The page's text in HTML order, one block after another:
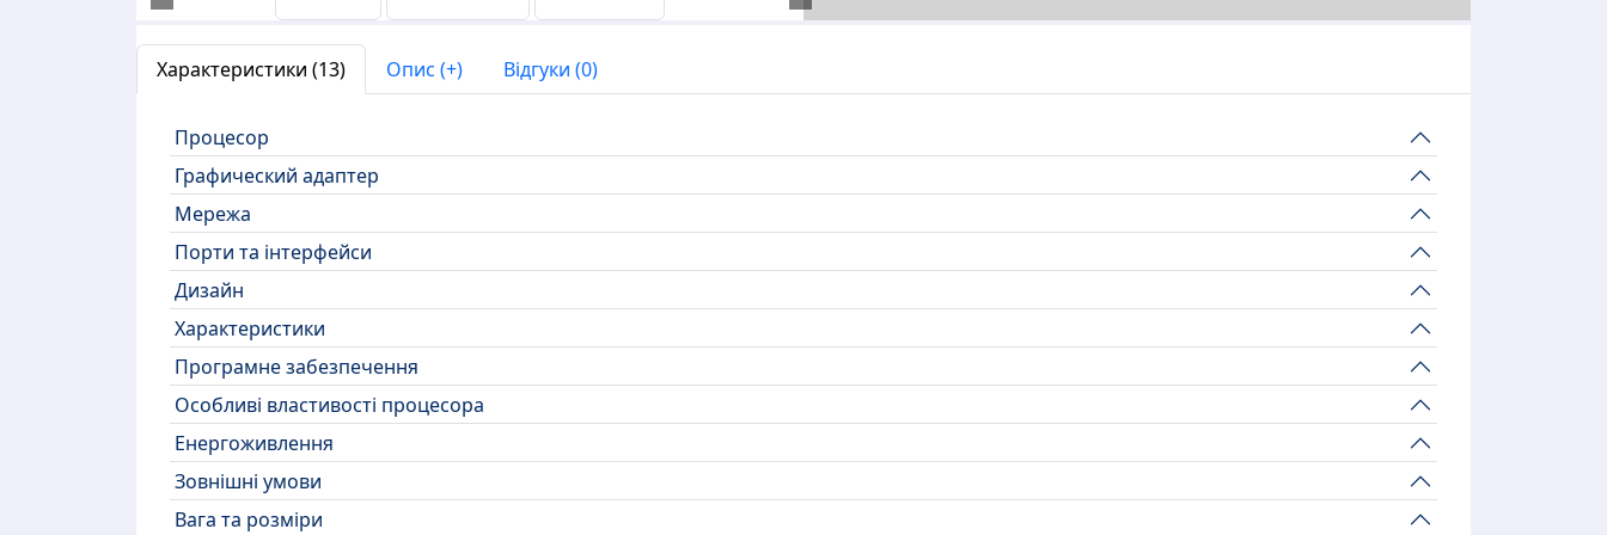
Характеристики (13) Опис (+) Відгуки (0)
Процесор
Графический адаптер
Мережа
Порти та інтерфейси
Дизайн
Характеристики
Програмне забезпечення
Особливі властивості процесора
Енергоживлення
Зовнішні умови
Вага та розміри